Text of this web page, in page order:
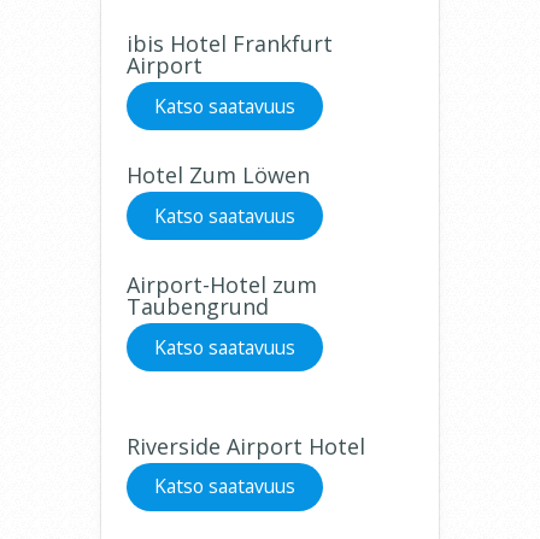
ibis Hotel Frankfurt
Airport
Katso saatavuus
Hotel Zum Löwen
Katso saatavuus
Airport-Hotel zum
Taubengrund
Katso saatavuus
Riverside Airport Hotel
Katso saatavuus